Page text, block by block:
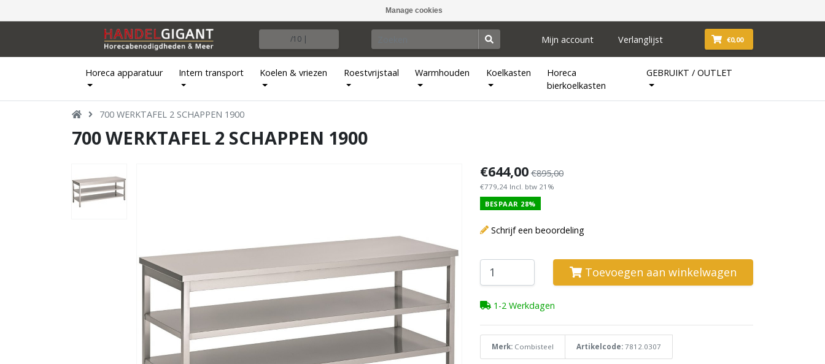
Manage cookies
/10 | Mijn account Verlanglijst €0,00
Horeca apparatuur Intern transport Koelen & vriezen Roestvrijstaal Warmhouden Koelkasten
Horeca
bierkoelkasten
GEBRUIKT / OUTLET
700 WERKTAFEL 2 SCHAPPEN 1900
700 WERKTAFEL 2 SCHAPPEN 1900
€644,00 €895,00
€779,24 Incl. btw 21%
BESPAAR 28%
Schrijf een beoordeling
Toevoegen aan winkelwagen
1-2 Werkdagen
Merk: Combisteel Artikelcode: 7812.0307